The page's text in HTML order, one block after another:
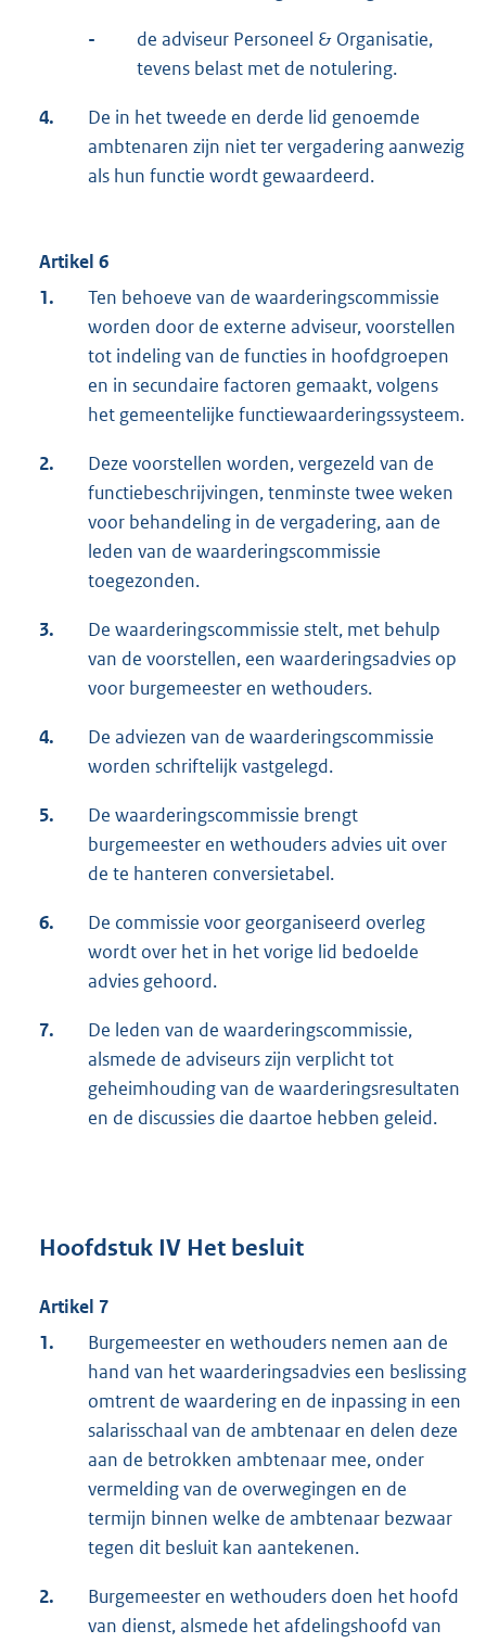
-
de adviseur Personeel & Organisatie,
tevens belast met de notulering.
4.
De in het tweede en derde lid genoemde
ambtenaren zijn niet ter vergadering aanwezig
als hun functie wordt gewaardeerd.
Artikel 6
1.
Ten behoeve van de waarderingscommissie
worden door de externe adviseur, voorstellen
tot indeling van de functies in hoofdgroepen
en in secundaire factoren gemaakt, volgens
het gemeentelijke functiewaarderingssysteem.
2.
Deze voorstellen worden, vergezeld van de
functiebeschrijvingen, tenminste twee weken
voor behandeling in de vergadering, aan de
leden van de waarderingscommissie
toegezonden.
3.
De waarderingscommissie stelt, met behulp
van de voorstellen, een waarderingsadvies op
voor burgemeester en wethouders.
4.
De adviezen van de waarderingscommissie
worden schriftelijk vastgelegd.
5.
De waarderingscommissie brengt
burgemeester en wethouders advies uit over
de te hanteren conversietabel.
6.
De commissie voor georganiseerd overleg
wordt over het in het vorige lid bedoelde
advies gehoord.
7.
De leden van de waarderingscommissie,
alsmede de adviseurs zijn verplicht tot
geheimhouding van de waarderingsresultaten
en de discussies die daartoe hebben geleid.
Hoofdstuk IV Het besluit
Artikel 7
1.
Burgemeester en wethouders nemen aan de
hand van het waarderingsadvies een beslissing
omtrent de waardering en de inpassing in een
salarisschaal van de ambtenaar en delen deze
aan de betrokken ambtenaar mee, onder
vermelding van de overwegingen en de
termijn binnen welke de ambtenaar bezwaar
tegen dit besluit kan aantekenen.
2.
Burgemeester en wethouders doen het hoofd
van dienst, alsmede het afdelingshoofd van